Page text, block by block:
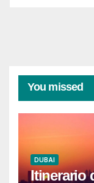
You missed
DUBAI
Itinerario